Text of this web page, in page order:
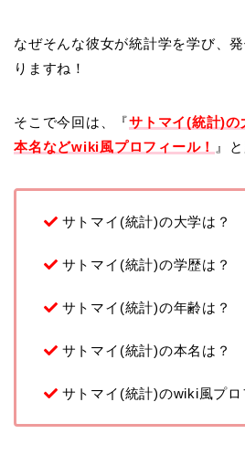
なぜそんな彼女が統計学を学び、
りますね！
そこで今回は、『サトマイ(統計)の
本名などwiki風プロフィール！
』
サトマイ(統計)の大学は？
サトマイ(統計)の学歴は？
サトマイ(統計)の年齢は？
サトマイ(統計)の本名は？
サトマイ(統計)のwiki風プロ